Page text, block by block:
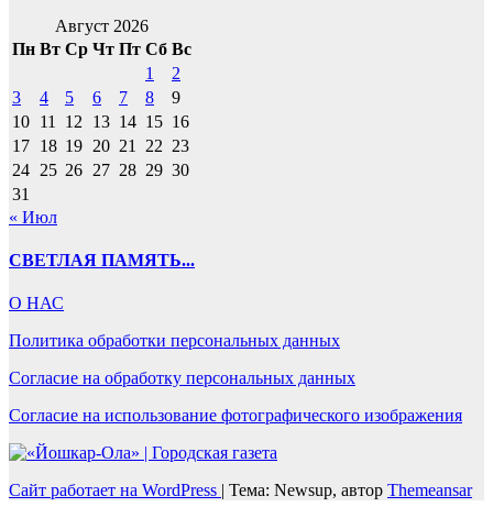
Август 2026
Пн Вт Ср Чт Пт Сб Вс
1
2
3
4 5 6 7 8
9
10 11 12 13 14 15 16
17 18 19 20 21 22 23
24 25 26 27 28 29 30
31
« Июл
СВЕТЛАЯ ПАМЯТЬ...
О НАС
Политика обработки персональных данных
Согласие на обработку персональных данных
Согласие на использование фотографического изображения
Сайт работает на WordPress | Тема: Newsup, автор Themeansar